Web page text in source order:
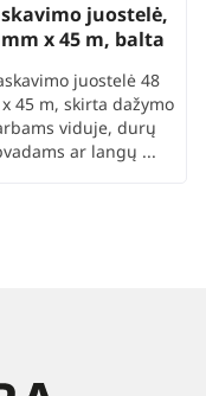
juostelė,
x 45 m, balta
juostelė 48
45 m, skirta dažymo
viduje, durų
ar langų ...